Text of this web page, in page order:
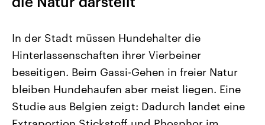
Landtagswahl Sachsen-Anhalt
2026
Alle Informationen
Sachsen-Anhalt wählt am 6.
September 2026 einen neuen
Landtag. Seit 2021 wird das
Bundesland von einer Koalition aus
USA
Aktuelle Beiträge,
Hintergründe
Wirtschaftlich und
gehören die Vereinigten
den mächtigsten Ländern
mit großem Einfluss auf
In der Stadt müssen Hundehalter die
Hinterlassenschaften ihrer Vierbeiner
beseitigen. Beim Gassi-Gehen in freier Natur
bleiben Hundehaufen aber meist liegen. Eine
Studie aus Belgien zeigt: Dadurch landet eine